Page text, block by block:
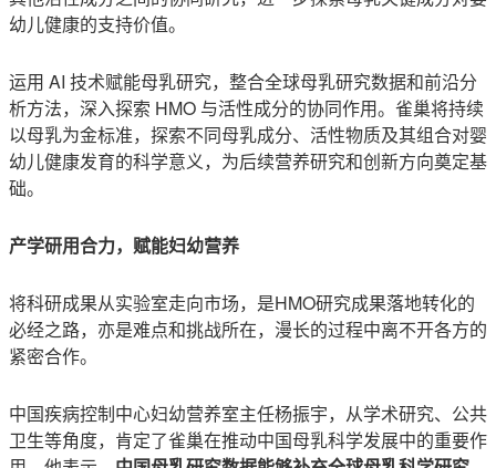
幼儿健康的支持价值。
运用 AI 技术赋能母乳研究，整合全球母乳研究数据和前沿分
析方法，深入探索 HMO 与活性成分的协同作用。雀巢将持续
以母乳为金标准，探索不同母乳成分、活性物质及其组合对婴
幼儿健康发育的科学意义，为后续营养研究和创新方向奠定基
础。
产学研用合力，赋能妇幼营养
将科研成果从实验室走向市场，是HMO研究成果落地转化的
必经之路，亦是难点和挑战所在，漫长的过程中离不开各方的
紧密合作。
中国疾病控制中心妇幼营养室主任杨振宇，从学术研究、公共
卫生等角度，肯定了雀巢在推动中国母乳科学发展中的重要作